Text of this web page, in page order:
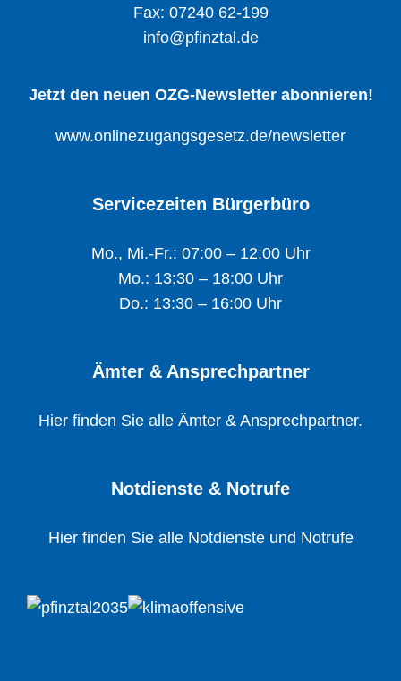
Fax: 07240 62-199
info@pfinztal.de
Jetzt den neuen OZG-Newsletter abonnieren!
www.onlinezugangsgesetz.de/newsletter
Servicezeiten Bürgerbüro
Mo., Mi.-Fr.: 07:00 – 12:00 Uhr
Mo.: 13:30 – 18:00 Uhr
Do.: 13:30 – 16:00 Uhr
Ämter & Ansprechpartner
Hier finden Sie alle Ämter & Ansprechpartner.
Notdienste & Notrufe
Hier finden Sie alle Notdienste und Notrufe